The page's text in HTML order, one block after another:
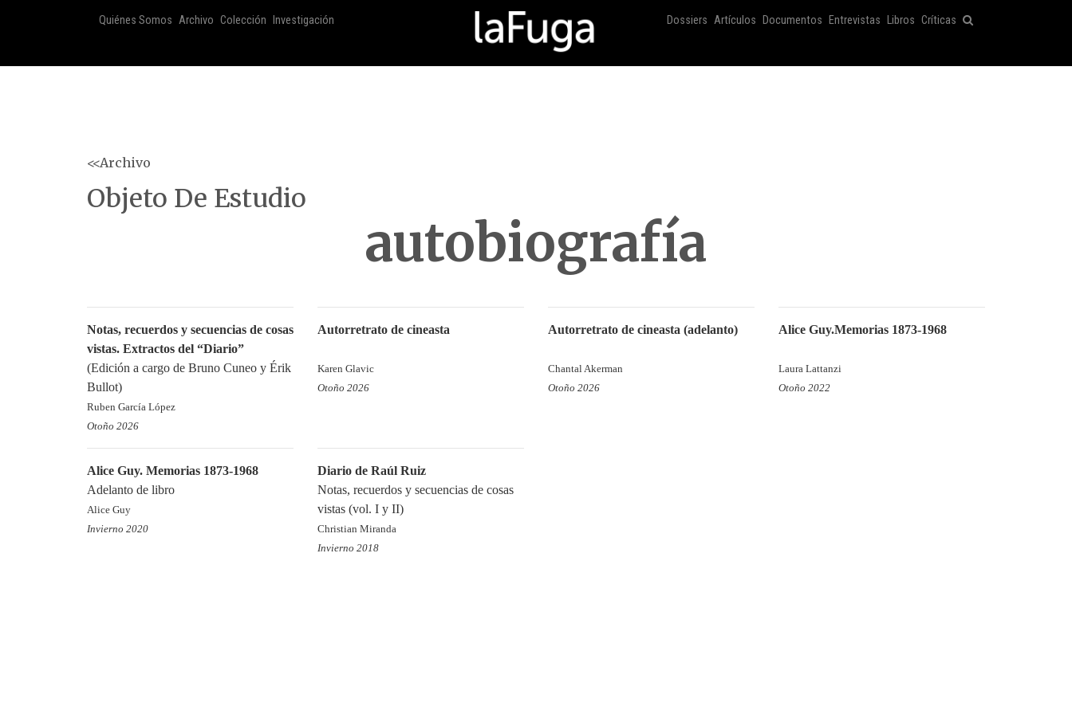
Quiénes Somos Archivo Colección Investigación Dossiers Artículos Documentos Entrevistas Libros Críticas
<<Archivo
Objeto De Estudio
autobiografía
Notas, recuerdos y secuencias de cosas
vistas. Extractos del “Diario”
(Edición a cargo de Bruno Cuneo y Érik
Bullot)
Ruben García López
Otoño 2026
Autorretrato de cineasta
Karen Glavic
Otoño 2026
Autorretrato de cineasta (adelanto)
Chantal Akerman
Otoño 2026
Alice Guy.Memorias 1873-1968
Laura Lattanzi
Otoño 2022
Alice Guy. Memorias 1873-1968
Adelanto de libro
Alice Guy
Invierno 2020
Diario de Raúl Ruiz
Notas, recuerdos y secuencias de cosas
vistas (vol. I y II)
Christian Miranda
Invierno 2018